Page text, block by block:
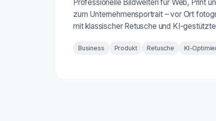
Professionelle Bildwelten für Web, Print
zum Unternehmensportrait – vor Ort
mit klassischer Retusche und KI-
Business Produkt Retusche KI-